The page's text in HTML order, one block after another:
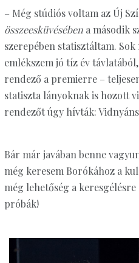
– Még stúdiós voltam az Új
összeesküvésébena második
szerepében statisztáltam.
emlékszem jó tíz év
rendező a premierre –
statiszta lányoknak is hozott
rendezőt úgy hívták:
Bár már javában benne
még keresem Borókához a
még lehetőség a
próbák!